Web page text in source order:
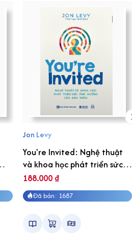
Jon Levy
You're Invited: Nghệ thuật
và khoa học phát triển sức
ảnh hưởng của bản thân
188.000₫
Đã bán: 1687